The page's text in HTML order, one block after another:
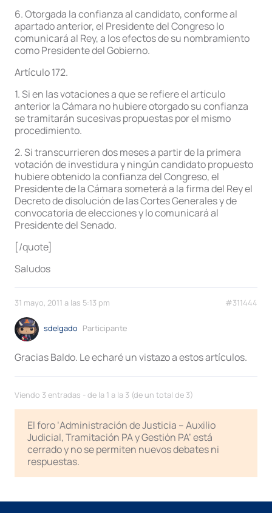
6. Otorgada la confianza al candidato, conforme al
apartado anterior, el Presidente del Congreso lo
comunicará al Rey, a los efectos de su nombramiento
como Presidente del Gobierno.
Artículo 172.
1. Si en las votaciones a que se refiere el artículo
anterior la Cámara no hubiere otorgado su confianza
se tramitarán sucesivas propuestas por el mismo
procedimiento.
2. Si transcurrieren dos meses a partir de la primera
votación de investidura y ningún candidato propuesto
hubiere obtenido la confianza del Congreso, el
Presidente de la Cámara someterá a la firma del Rey el
Decreto de disolución de las Cortes Generales y de
convocatoria de elecciones y lo comunicará al
Presidente del Senado.
[/quote]
Saludos
31 mayo, 2011 a las 5:13 pm #311444
sdelgado Participante
Gracias Baldo. Le echaré un vistazo a estos artículos.
Viendo 3 entradas - de la 1 a la 3 (de un total de 3)
El foro ‘Administración de Justicia – Auxilio
Judicial, Tramitación PA y Gestión PA’ está
cerrado y no se permiten nuevos debates ni
respuestas.